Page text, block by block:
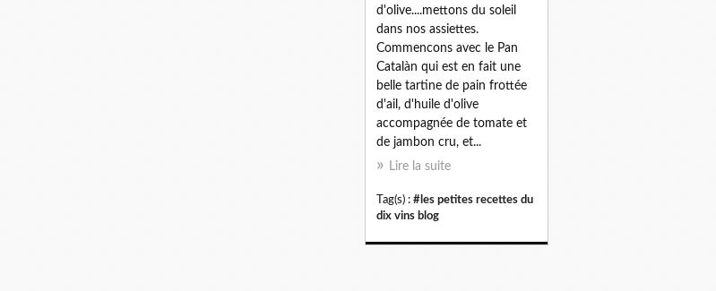
d'olive....mettons du soleil
dans nos assiettes.
Commencons avec le Pan
Catalàn qui est en fait une
belle tartine de pain frottée
d'ail, d'huile d'olive
accompagnée de tomate et
de jambon cru, et...
Lire la suite
Tag(s) : #les petites recettes du
dix vins blog